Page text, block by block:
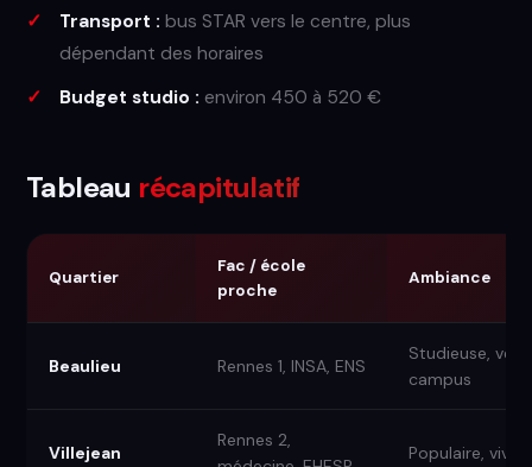
Transport : bus STAR vers le centre, plus
dépendant des horaires
Budget studio : environ 450 à 520 €
Tableau récapitulatif
Quartier
Fac / école
proche
Ambiance
Beaulieu Rennes 1, INSA, ENS
Studieuse,
campus
Villejean
Rennes 2,
Populaire,